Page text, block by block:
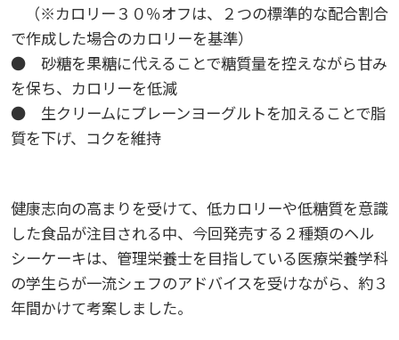
教育に関する基本方針
アドミッション・ポリシー
アドミッション・ポリシー（2027年度以降入学
アドミッション・ポリシー（2024～2026年度入学
生）
カリキュラム・ポリシー
カリキュラム・ポリシー（2023年度入学生）
カリキュラム・ポリシー（2020～2022年度入学
ディプロマ・ポリシー（2024年度入学生）
ディプロマ・ポリシー（2020～2023年度入学生）
沿革
学園からのメッセージ
大学基礎データ
学費・入学金等費用について
学生生活支援について
就職支援について
動物実験に関する情報について
財務・事業計画等について
広島国際大学施設等貸与内規
別表第1・第2 様式第1・第2
広島国際大学倫理委員会規定
施設紹介
東広島・呉キャンパス施設 名称・愛称
施設を動画で紹介
キャンパスの歴史を振り返る
心理臨床センター
学生寮・学生研修棟
大学広報
プレスリリース
メディア掲載情報
SNS公式アカウント
ハラスメントについて
SDGsについて
資料請求
窓口での資料受取りについて
関連情報
交通アクセス
学園・姉妹校のご案内
お問い合わせ
健康スポーツ学部
健康科学部
看護学部
薬学部
保健医療学専攻
リハビリテーション学専攻
健康科学研究科
医療福祉学専攻
医療経営学専攻
心理学専攻
看護学研究科
看護学専攻
薬学研究科
助産学専攻科
就職支援
就業力育成プログラム
エクステンション講座
開講講座
受講申込方法
資格取得奨励金制度
就職データ
キャリア支援係利用案内
産官学連携
研究連携相談
研究者要覧
研究者情報（学会賞・研究者インタビュー）
公的研究費の責任体系について
安全保障貿易管理
地域連携
公開講座
公開講座
公開講座 過去の開講コース
高大連携
子ども向け体験講座
子ども向け体験講座
ボランティア活動
国際交流
国際化ビジョン
海外研修情報
海外研修
外国人留学生
アクセス
Language
（※カロリー３０％オフは、２つの標準的な配合割合
で作成した場合のカロリーを基準）
● 砂糖を果糖に代えることで糖質量を控えながら甘み
を保ち、カロリーを低減
● 生クリームにプレーンヨーグルトを加えることで脂
質を下げ、コクを維持
健康志向の高まりを受けて、低カロリーや低糖質を意識
した食品が注目される中、今回発売する２種類のヘル
シーケーキは、管理栄養士を目指している医療栄養学科
の学生らが一流シェフのアドバイスを受けながら、約３
年間かけて考案しました。
2021
2020
2019
2017
2016
2023
2025
2024
2023
2021